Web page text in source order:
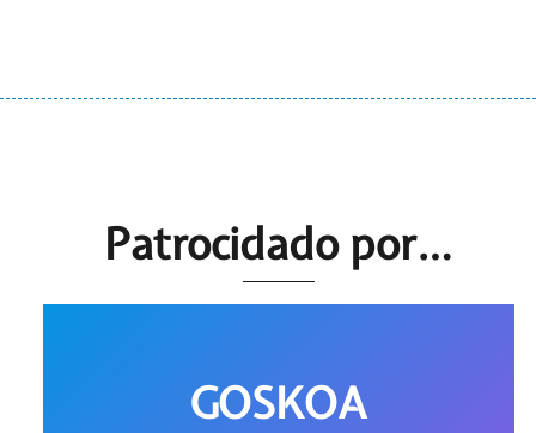
Patrocidado por…
GOSKOA